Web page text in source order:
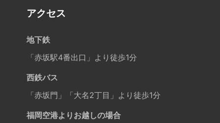
アクセス
地下鉄
「赤坂駅4番出口」より徒歩1分
西鉄バス
「赤坂門」「大名2丁目」より徒歩1分
福岡空港よりお越しの場合